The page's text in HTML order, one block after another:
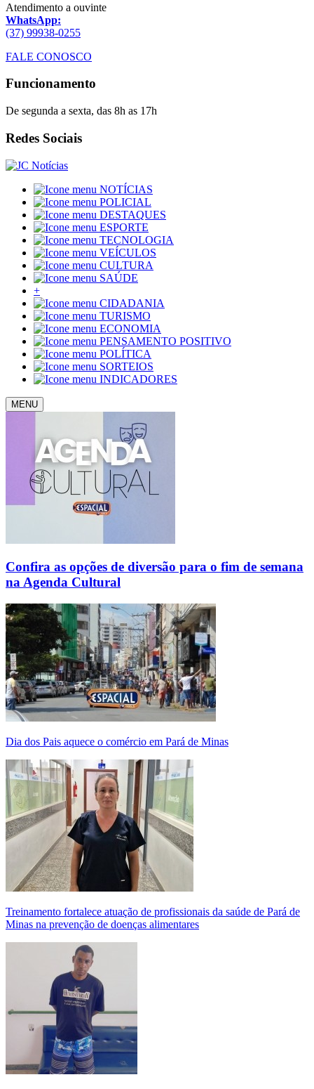
Atendimento a ouvinte
WhatsApp:
(37) 99938-0255
FALE CONOSCO
Funcionamento
De segunda a sexta, das 8h as 17h
Redes Sociais
NOTÍCIAS
POLICIAL
DESTAQUES
ESPORTE
TECNOLOGIA
VEÍCULOS
CULTURA
SAÚDE
+
CIDADANIA
TURISMO
ECONOMIA
PENSAMENTO POSITIVO
POLÍTICA
SORTEIOS
INDICADORES
MENU
Confira as opções de diversão para o fim de semana
na Agenda Cultural
Dia dos Pais aquece o comércio em Pará de Minas
Treinamento fortalece atuação de profissionais da saúde de Pará de
Minas na prevenção de doenças alimentares